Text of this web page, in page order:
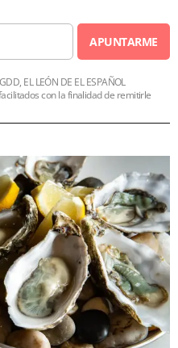
APUNTARME
EL LEÓN DE EL ESPAÑOL
con la finalidad de remitirle